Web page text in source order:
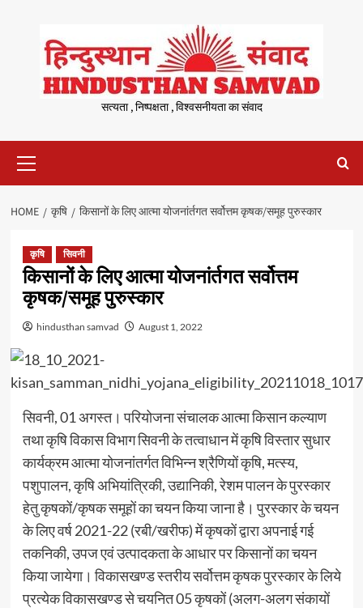
content
सत्यता , निष्पक्षता , विश्वसनीयता का संवाद
Menu
HOME कृषि किसानों के लिए आत्मा योजनांर्तगत सर्वोत्तम कृषक/समूह पुरुस्कार
कृषि सिवनी
किसानों के लिए आत्मा योजनांर्तगत सर्वोत्तम
कृषक/समूह पुरुस्कार
hindusthan samvad August 1, 2022
सिवनी, 01 अगस्त। परियोजना संचालक आत्मा किसान कल्याण
तथा कृषि विकास विभाग सिवनी के तत्वाधान में कृषि विस्तार सुधार
कार्यक्रम आत्मा योजनांतर्गत विभिन्न श्रैणियों कृषि, मत्स्य,
पशुपालन, कृषि अभियांत्रिकी, उद्यानिकी, रेशम पालन के पुरस्कार
हेतु कृषकों/कृषक समूहों का चयन किया जाना है। पुरस्कार के चयन
के लिए वर्ष 2021-22 (रबी/खरीफ) में कृषकों द्वारा अपनाई गई
तकनिकी, उपज एवं उत्पादकता के आधार पर किसानों का चयन
किया जायेगा। विकासखण्ड स्तरीय सर्वोत्तम कृषक पुरस्कार के लिये
प्रत्येक विकासखण्ड से चयनित 05 कृषकों (अलग-अलग संकायों